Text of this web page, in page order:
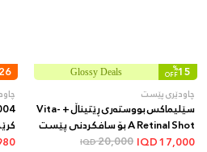
15
%
OFF
Glossy Deals
چاودێری پێست
سێلیماکس بووستەری ڕێتیناڵ + Vita-
A Retinal Shot بۆ سافکردنی پێست
و کەمکردنەوەی کونەکان و هێڵە
17,000
20,000
IQD
26